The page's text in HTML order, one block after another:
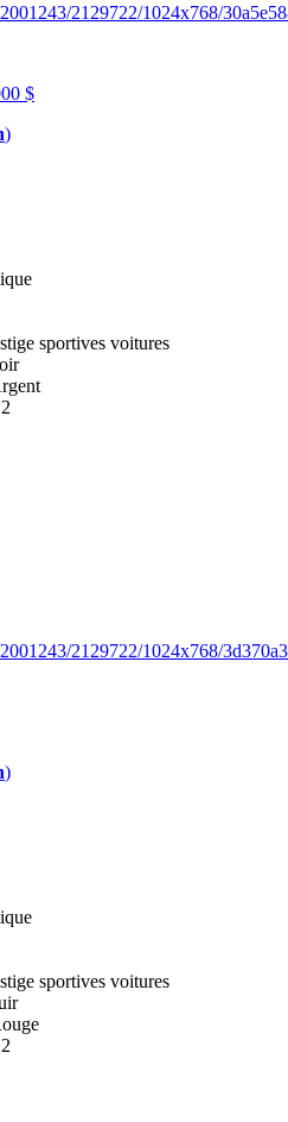
2129722/1024x768/
$
)
sportives voitures
2
2129722/1024x768/
)
sportives voitures
2